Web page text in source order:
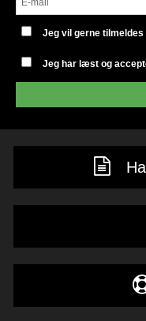
Jeg vil gerne
Jeg har læst og